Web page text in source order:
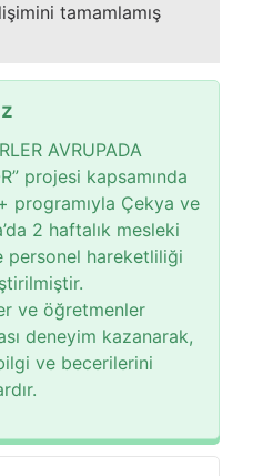
tamamlamış
AVRUPADA
projesi kapsamında
programıyla Çekya ve
2 haftalık mesleki
personel hareketliliği
ve öğretmenler
deneyim kazanarak,
ve becerilerini